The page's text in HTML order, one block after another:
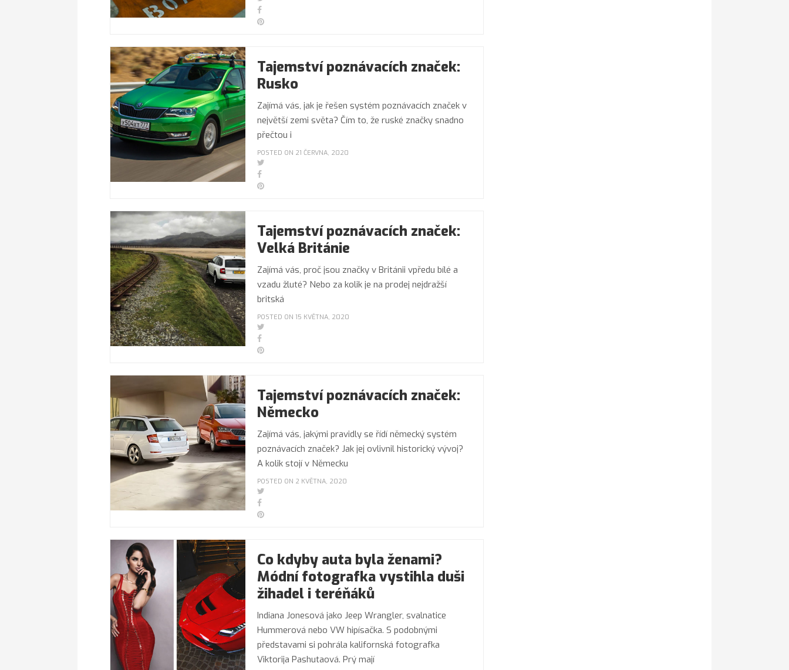
Tajemství poznávacích značek:
Rusko
Zajímá vás, jak je řešen systém poznávacích značek v
největší zemi světa? Čím to, že ruské značky snadno
přečtou i
POSTED ON 21 ČERVNA, 2020
Tajemství poznávacích značek:
Velká Británie
Zajímá vás, proč jsou značky v Británii vpředu bílé a
vzadu žluté? Nebo za kolik je na prodej nejdražší
britská
POSTED ON 15 KVĚTNA, 2020
Tajemství poznávacích značek:
Německo
Zajímá vás, jakými pravidly se řídí německý systém
poznávacích značek? Jak jej ovlivnil historický vývoj?
A kolik stojí v Německu
POSTED ON 2 KVĚTNA, 2020
Co kdyby auta byla ženami?
Módní fotografka vystihla duši
žihadel i teréňáků
Indiana Jonesová jako Jeep Wrangler, svalnatice
Hummerová nebo VW hipísačka. S podobnými
představami si pohrála kalifornská fotografka
Viktorija Pashutaová. Prý mají